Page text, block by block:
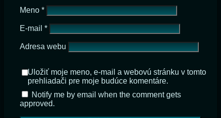
Meno *
E-mail *
Adresa webu
Uložiť moje meno, e-mail a webovú stránku v tomto
prehliadači pre moje budúce komentáre.
Notify me by email when the comment gets
approved.